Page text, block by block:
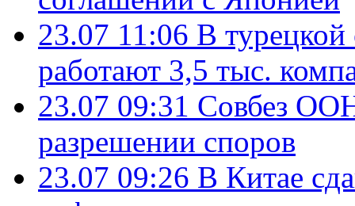
23.07 11:06 В
работают 3,5 тыс.
23.07 09:31 Совбез
разрешении споров
23.07 09:26 В Китае